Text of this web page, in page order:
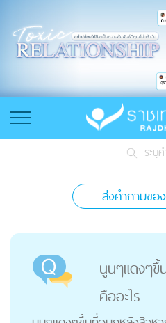
ระบุ
ส่งคำถามข
นูนๆแดงๆ
คืออะไร..